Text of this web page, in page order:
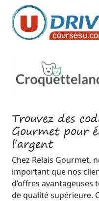
Trouvez des
Gourmet pour
l'argent
Chez Relais Gourmet,
important que nos
d’offres
de qualité supérieure.